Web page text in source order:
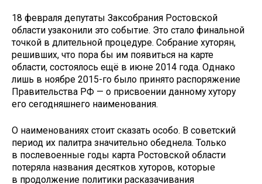
18 февраля депутаты Заксобрания Ростовской
области узаконили это событие. Это стало финальной
точкой в длительной процедуре. Собрание хуторян,
решивших, что пора бы им появиться на карте
области, состоялось ещё в июне 2014 года. Однако
лишь в ноябре 2015-го было принято распоряжение
Правительства РФ — о присвоении данному хутору
его сегодняшнего наименования.
О наименованиях стоит сказать особо. В советский
период их палитра значительно обеднела. Только
в послевоенные годы карта Ростовской области
потеряла названия десятков хуторов, которые
в продолжение политики расказачивания